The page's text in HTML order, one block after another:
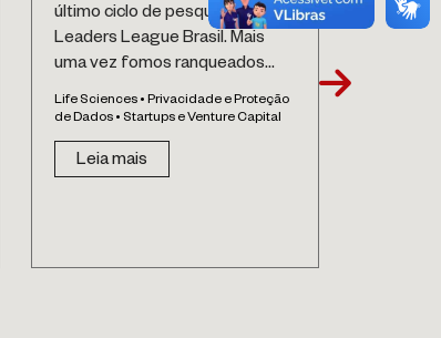
último ciclo de pesquisa da
Leaders League Brasil. Mais
uma vez fomos ranqueados...
Life Sciences • Privacidade e Proteção
de Dados • Startups e Venture Capital
Leia mais